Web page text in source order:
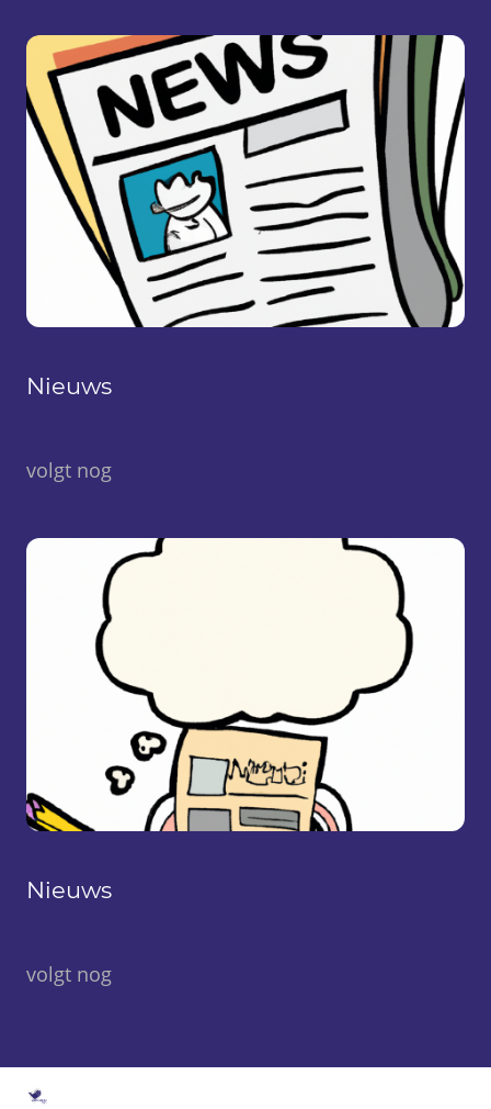
Nieuws
volgt nog
Nieuws
volgt nog